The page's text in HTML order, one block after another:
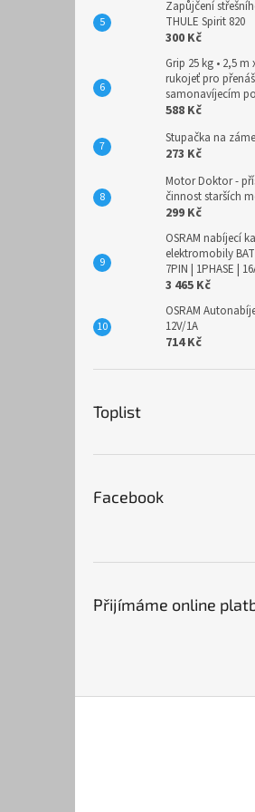
Zapůjčení
THULE Spirit 820
300 Kč
Grip 25 kg • 2,5 m
rukojeť pro
samonavíjecím
588 Kč
Stupačka na
273 Kč
Motor Doktor -
činnost starších
299 Kč
OSRAM nabíjecí
elektromobily
7PIN | 1PHASE |
3 465 Kč
OSRAM
12V/1A
714 Kč
Toplist
Facebook
Přijímáme online